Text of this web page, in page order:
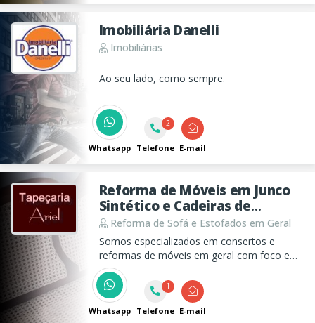
Imobiliária Danelli
Imobiliárias
Ao seu lado, como sempre.
Whatsapp
2
Telefone E-mail
Reforma de Móveis em Junco
Sintético e Cadeiras de
Palhinha Natural Sintético
Ariel
Reforma de Sofá e Estofados em Geral
Somos especializados em consertos e
reformas de móveis em geral com foco em
sofás e estofados em geral e tambem em
móveis de junco sintético, vime e palhinha.
Whatsapp
1
Telefone E-mail